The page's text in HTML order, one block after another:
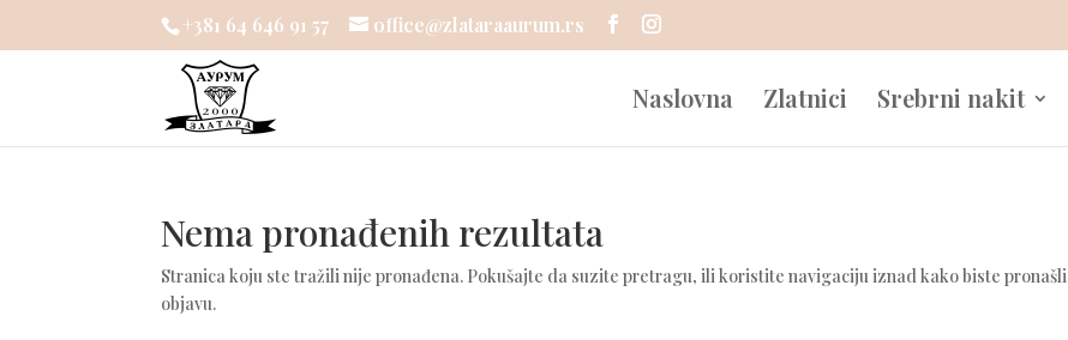
+381 64 646 91 57 office@zlataraaurum.rs
Naslovna Zlatnici Srebrni nakit
Nema pronađenih rezultata
Stranica koju ste tražili nije pronađena. Pokušajte da suzite pretragu, ili koristite navigaciju iznad kako biste pronašli
objavu.